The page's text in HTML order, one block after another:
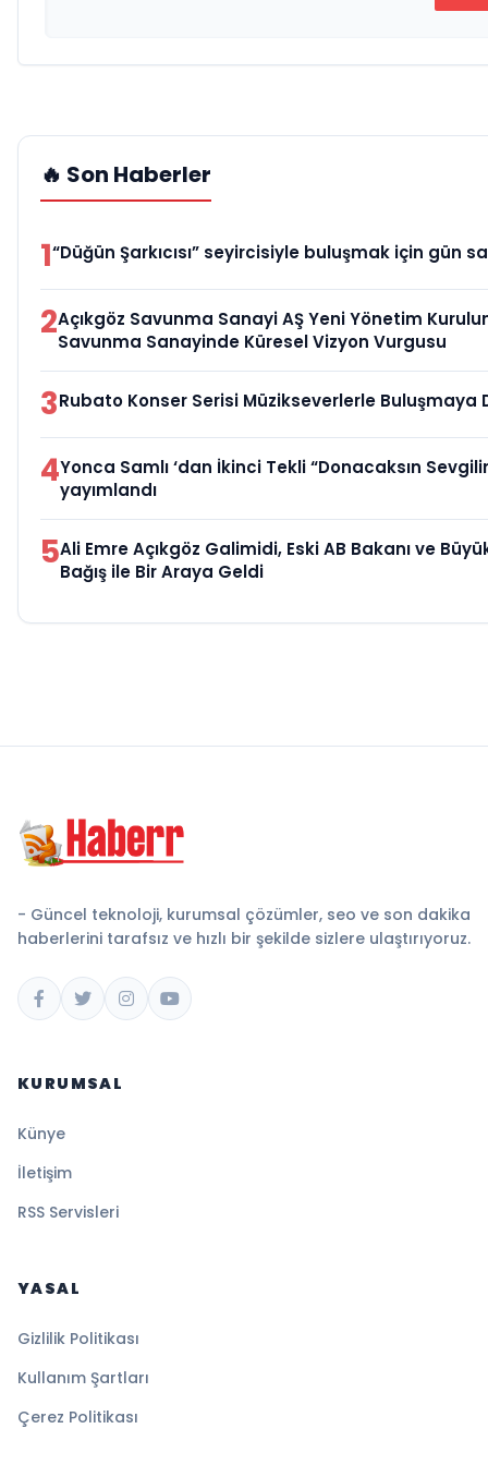
🔥 Son Haberler
1“Düğün Şarkıcısı” seyircisiyle buluşmak için gün
2Açıkgöz Savunma Sanayi AŞ Yeni Yönetim
Savunma Sanayinde Küresel Vizyon Vurgusu
3Rubato Konser Serisi Müzikseverlerle Buluşmaya
4Yonca Samlı ‘dan İkinci Tekli “Donacaksın
yayımlandı
5Ali Emre Açıkgöz Galimidi, Eski AB Bakanı ve
Bağış ile Bir Araya Geldi
- Güncel teknoloji, kurumsal çözümler, seo ve son dakika
haberlerini tarafsız ve hızlı bir şekilde sizlere ulaştırıyoruz.
KURUMSAL
Künye
İletişim
RSS Servisleri
YASAL
Gizlilik Politikası
Kullanım Şartları
Çerez Politikası